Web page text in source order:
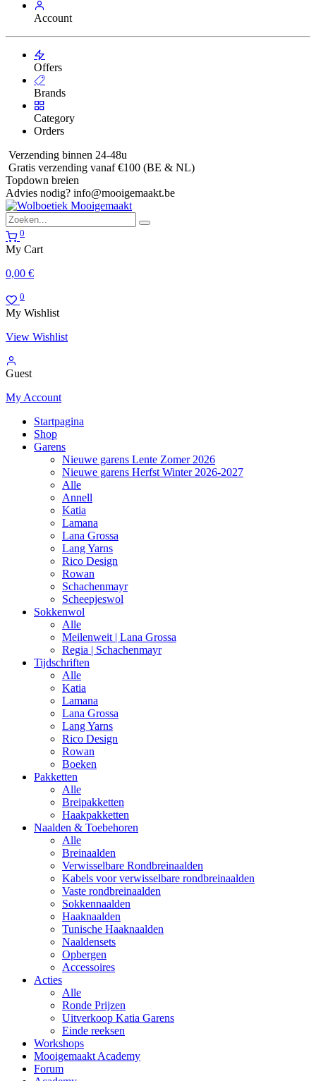
Account
Offers
Brands
Category
Orders
Verzending binnen 24-48u
Gratis verzending vanaf €100 (BE & NL)
Topdown breien
Advies nodig? info@mooigemaakt.be
0
My Cart
0,00 €
0
My Wishlist
View Wishlist
Guest
My Account
Startpagina
Shop
Garens
Nieuwe garens Lente Zomer 2026
Nieuwe garens Herfst Winter 2026-2027
Alle
Annell
Katia
Lamana
Lana Grossa
Lang Yarns
Rico Design
Rowan
Schachenmayr
Scheepjeswol
Sokkenwol
Alle
Meilenweit | Lana Grossa
Regia | Schachenmayr
Tijdschriften
Alle
Katia
Lamana
Lana Grossa
Lang Yarns
Rico Design
Rowan
Boeken
Pakketten
Alle
Breipakketten
Haakpakketten
Naalden & Toebehoren
Alle
Breinaalden
Verwisselbare Rondbreinaalden
Kabels voor verwisselbare rondbreinaalden
Vaste rondbreinaalden
Sokkennaalden
Haaknaalden
Tunische Haaknaalden
Naaldensets
Opbergen
Accessoires
Acties
Alle
Ronde Prijzen
Uitverkoop Katia Garens
Einde reeksen
Workshops
Mooigemaakt Academy
Forum